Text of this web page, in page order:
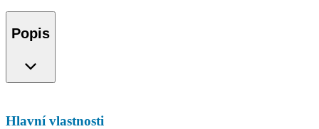
Popis
Hlavní vlastnosti